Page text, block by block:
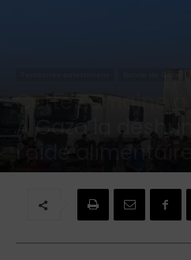
Cette semaine à
À Gaza la
l’aide alimentaire